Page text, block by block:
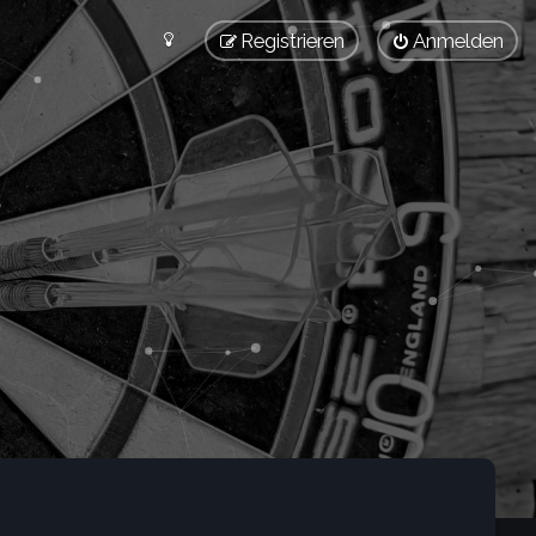
Anmelden
Registrieren